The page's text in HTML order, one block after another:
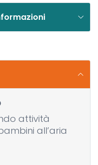
attività
all’aria